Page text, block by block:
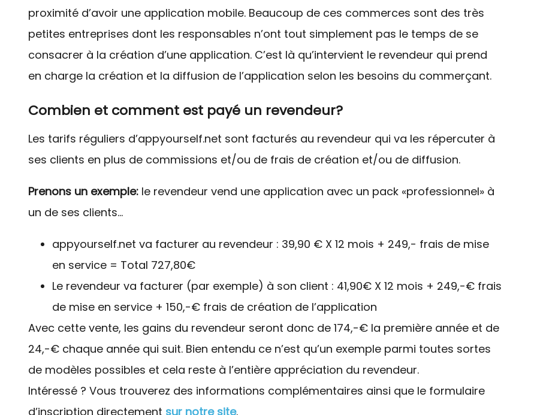
proximité d’avoir une application mobile. Beaucoup de ces commerces sont des très
petites entreprises dont les responsables n’ont tout simplement pas le temps de se
consacrer à la création d’une application. C’est là qu’intervient le revendeur qui prend
en charge la création et la diffusion de l’application selon les besoins du commerçant.
Combien et comment est payé un revendeur?
Les tarifs réguliers d’appyourself.net sont facturés au revendeur qui va les répercuter à
ses clients en plus de commissions et/ou de frais de création et/ou de diffusion.
Prenons un exemple:le revendeur vend une application avec un pack «professionnel» à
un de ses clients…
appyourself.net va facturer au revendeur : 39,90 € X 12 mois + 249,- frais de mise
en service = Total 727,80€
Le revendeur va facturer (par exemple) à son client : 41,90€ X 12 mois + 249,-€ frais
de mise en service + 150,-€ frais de création de l’application
Avec cette vente, les gains du revendeur seront donc de 174,-€ la première année et de
24,-€ chaque année qui suit. Bien entendu ce n’est qu’un exemple parmi toutes sortes
de modèles possibles et cela reste à l’entière appréciation du revendeur.
Intéressé ? Vous trouverez des informations complémentaires ainsi que le formulaire
d’inscription directement sur notre site.